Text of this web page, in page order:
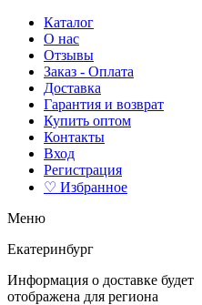
Каталог
О нас
Отзывы
Заказ - Оплата
Доставка
Гарантия и возврат
Купить оптом
Контакты
Вход
Регистрация
♡ Избранное
Меню
Екатеринбург
Информация о доставке будет
отображена для региона